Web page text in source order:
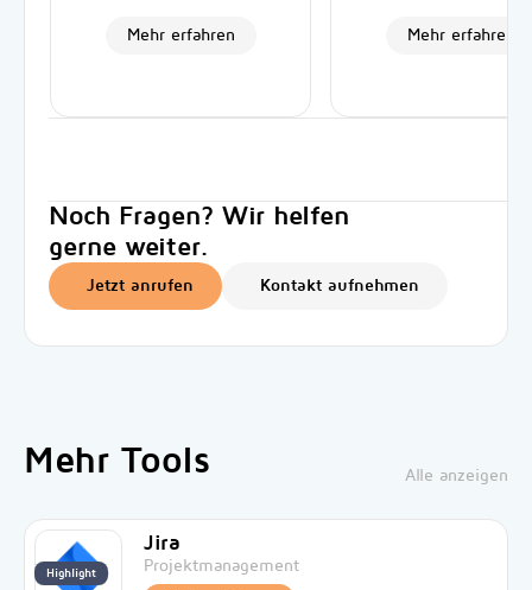
Mehr erfahren Mehr erfahren
Noch Fragen? Wir helfen
gerne weiter.
Jetzt anrufen Kontakt aufnehmen
Mehr Tools Alle anzeigen
Highlight
Jira
Projektmanagement